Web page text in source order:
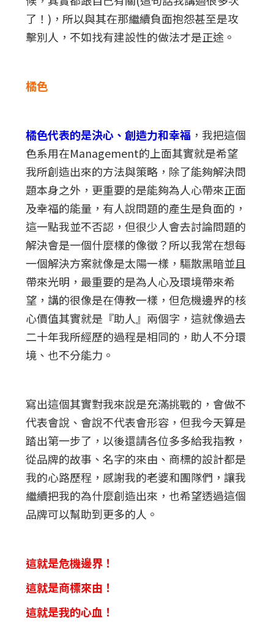
了！)，所以與其在那繼續負面抱怨甚至是攻
擊別人，不如找有建設性的做法才是正途。
橘色
橘色代表的是決心、創造力和幸福 ，我把這個
色系用在Management的上面其實就是希望
我所創造出來的方法與策略，除了能夠解決問
題本身之外，更重要的是能夠為人心帶來正面
及幸福的能量，有人說問題的產生是負面的，
這一點我並不否認，但很少人會去討論問題的
解決會是一個什麼樣的像徵？所以我常在想每
一個解決方案就像是太陽一樣，驅散黑暗並且
帶來光明，最重要的是為人心及環境帶來希
望，講的很像是在傳教一樣，但危機邊界的核
心價值其實就是『助人』兩個字，這就像過去
二十年我所經歷的過程是相同的，助人不分環
境、也不分能力。
寫出這個其實對我來說是充滿挑戰的，會做不
代表會說、會說不代表會形容，但我今天算是
踏出第一步了，以後還請各位多多給我指教，
從品牌的故事、名字的來由、商標的設計都是
我的心路歷程，感謝我的老婆和團隊們，讓我
繼續把我的為什麼創造出來，也希望透過這個
品牌可以幫助到更多的人。
這就是危機邊界！
這就是商標來由！
這就是我的心血！